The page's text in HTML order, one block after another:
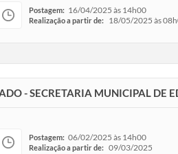
Postagem: 16/04/2025 às 14h00
Realização a partir de: 18/05/2025 às
- SECRETARIA MUNICIPAL DE
Postagem: 06/02/2025 às 14h00
Realização a partir de: 09/03/2025